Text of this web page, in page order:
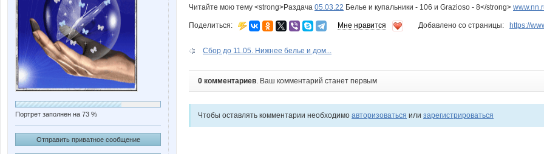
Портрет заполнен на 73 %
Отправить приватное сообщение
Читайте мою тему <strong>Раздача 05.03.22 Белье и купальники - 106 и Grazioso - 8</strong>
Поделиться: Мне нравится Добавлено со страницы: https://
Сбор до 11.05. Нижнее белье и дом...
0 комментариев. Ваш комментарий станет первым
Чтобы оставлять комментарии необходимо авторизоваться или зарегистрироваться